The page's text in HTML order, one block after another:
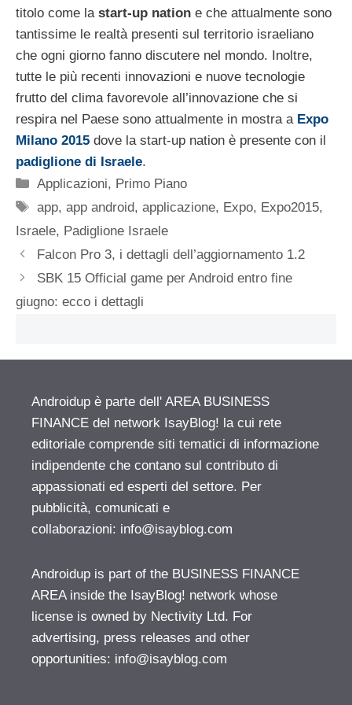
titolo come la start-up nation e che attualmente sono
tantissime le realtà presenti sul territorio israeliano
che ogni giorno fanno discutere nel mondo. Inoltre,
tutte le più recenti innovazioni e nuove tecnologie
frutto del clima favorevole all’innovazione che si
respira nel Paese sono attualmente in mostra a Expo
Milano 2015 dove la start-up nation è presente con il
padiglione di Israele.
Categorie
Applicazioni, Primo Piano
Tag
app,app android,applicazione, Expo, Expo2015,
Israele, Padiglione Israele
Falcon Pro 3, i dettagli dell’aggiornamento 1.2
SBK 15 Official game per Android entro fine
giugno: ecco i dettagli
Androidup è parte dell' AREA BUSINESS
FINANCE del network IsayBlog! la cui rete
editoriale comprende siti tematici di informazione
indipendente che contano sul contributo di
appassionati ed esperti del settore. Per
pubblicità, comunicati e
collaborazioni: info@isayblog.com
Androidup is part of the BUSINESS FINANCE
AREA inside the IsayBlog! network whose
license is owned by Nectivity Ltd. For
advertising, press releases and other
opportunities: info@isayblog.com